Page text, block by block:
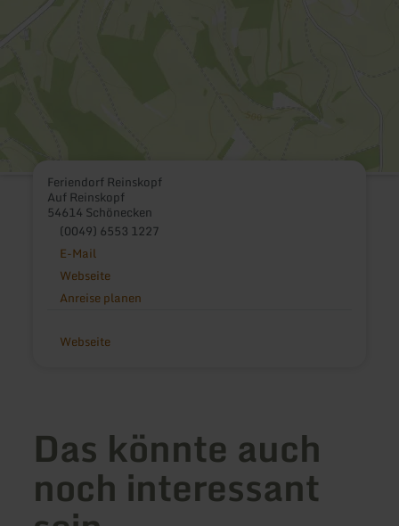
Feriendorf Reinskopf
Auf Reinskopf
54614 Schönecken
(0049) 6553 1227
E-Mail
Webseite
Anreise planen
Webseite
Das könnte auch
noch interessant